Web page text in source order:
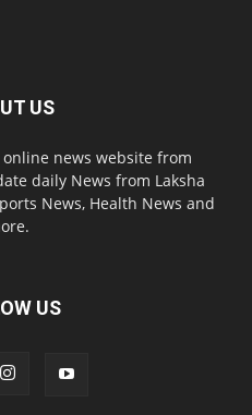
US
news website from
daily News from Laksha
News, Health News and
US